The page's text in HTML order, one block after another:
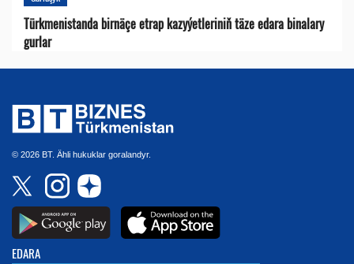
Türkmenistanda birnäçe etrap kazyýetleriniň täze edara binalary
gurlar
© 2026 BT. Ähli hukuklar goralandyr.
EDARA